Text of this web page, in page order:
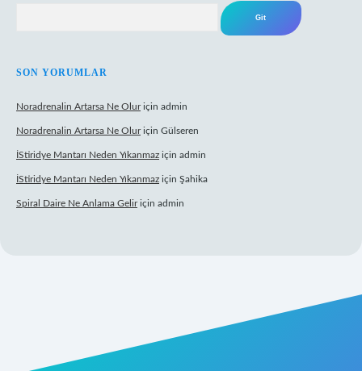
SON YORUMLAR
Noradrenalin Artarsa Ne Oluriçin admin
Noradrenalin Artarsa Ne Oluriçin Gülseren
İStiridye Mantarı Neden Yıkanmaz için admin
İStiridye Mantarı Neden Yıkanmaz için Şahika
Spiral Daire Ne Anlama Geliriçin admin